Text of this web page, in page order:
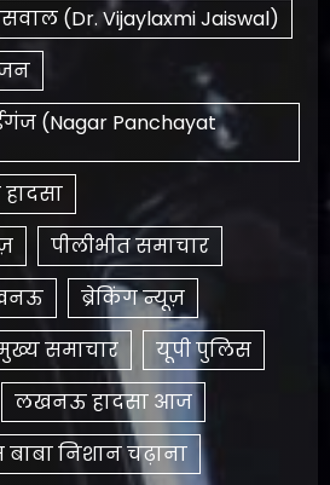
(Dr. Vijaylaxmi Jaiswal)
(Nagar Panchayat
हादसा
पीलीभीत समाचार
ब्रेकिंग न्यूज़
समाचार
यूपी पुलिस
लखनऊ हादसा आज
बाबा निशान चढ़ाना